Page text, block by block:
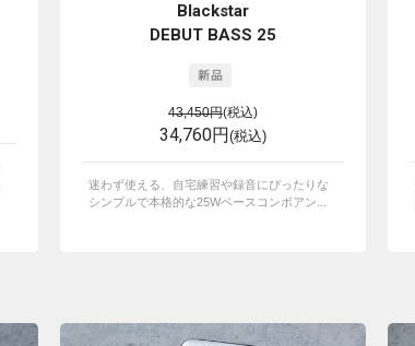
Blackstar
DEBUT BASS 25
43,450円(税込)
34,760円(税込)
迷わず使える、自宅練習や録音にぴったりな
シンプルで本格的な25Wベースコンボアン...